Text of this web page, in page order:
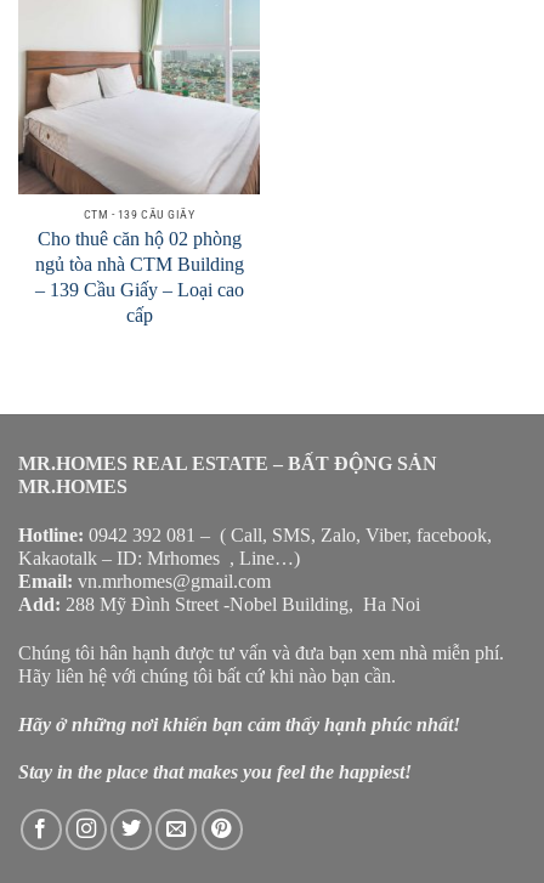
CTM - 139 CẦU GIẤY
Cho thuê căn hộ 02 phòng
ngủ tòa nhà CTM Building
– 139 Cầu Giấy – Loại cao
cấp
MR.HOMES REAL ESTATE – BẤT ĐỘNG SẢN
MR.HOMES
Hotline: 0942 392 081 – ( Call, SMS, Zalo, Viber, facebook,
Kakaotalk – ID: Mrhomes , Line…)
Email: vn.mrhomes@gmail.com
Add: 288 Mỹ Đình Street -Nobel Building, Ha Noi
Chúng tôi hân hạnh được tư vấn và đưa bạn xem nhà miễn phí.
Hãy liên hệ với chúng tôi bất cứ khi nào bạn cần.
Hãy ở những nơi khiến bạn cảm thấy hạnh phúc nhất!
Stay in the place that makes you feel the happiest!